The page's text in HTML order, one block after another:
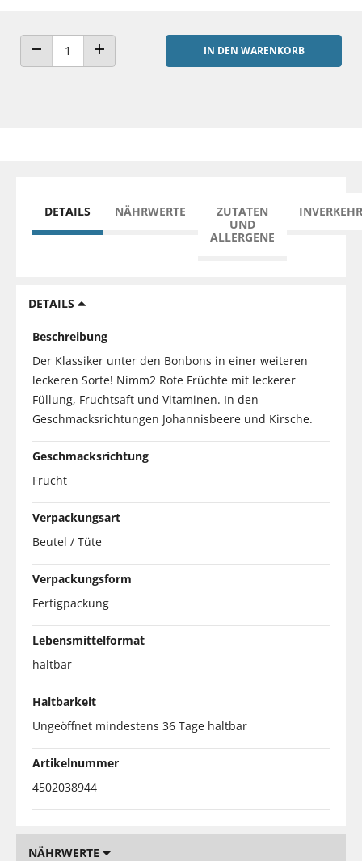
ANZAHL VERRINGERNANZAHL ERHÖHEN
IN DEN WARENKORB
DETAILS NÄHRWERTE
ZUTATEN
UND
ALLERGENE
DETAILS
Beschreibung
Der Klassiker unter den Bonbons in einer weiteren
leckeren Sorte! Nimm2 Rote Früchte mit leckerer
Füllung, Fruchtsaft und Vitaminen. In den
Geschmacksrichtungen Johannisbeere und Kirsche.
Geschmacksrichtung
Frucht
Verpackungsart
Beutel / Tüte
Verpackungsform
Fertigpackung
Lebensmittelformat
haltbar
Haltbarkeit
Ungeöffnet mindestens 36 Tage haltbar
Artikelnummer
4502038944
NÄHRWERTE